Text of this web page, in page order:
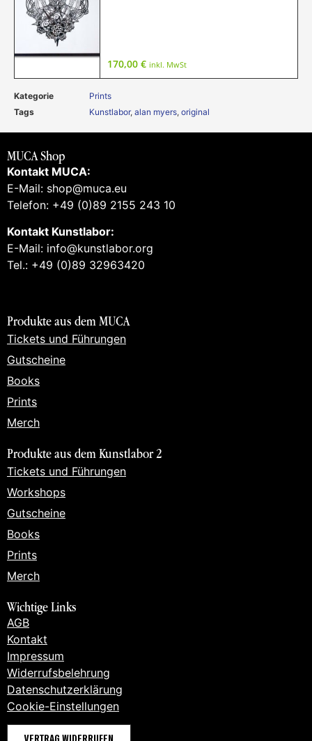
170,00 € inkl. MwSt
Kategorie
Prints
Tags
Kunstlabor, alan myers, original
MUCA Shop
Kontakt MUCA:
E-Mail: shop@muca.eu
Telefon: +49 (0)89 2155 243 10
Kontakt Kunstlabor:
E-Mail: info@kunstlabor.org
Tel.: +49 (0)89 32963420
Produkte aus dem MUCA
Tickets und Führungen
Gutscheine
Books
Prints
Merch
Produkte aus dem Kunstlabor 2
Tickets und Führungen
Workshops
Gutscheine
Books
Prints
Merch
Wichtige Links
AGB
Kontakt
Impressum
Widerrufsbelehrung
Datenschutzerklärung
Cookie-Einstellungen
VERTRAG WIDERRUFEN